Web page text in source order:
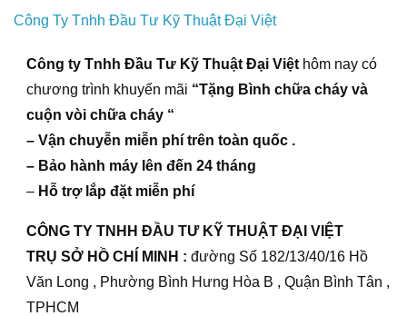
Công Ty Tnhh Đầu Tư Kỹ Thuật Đại Việt
Công ty Tnhh Đầu Tư Kỹ Thuật Đại Việt hôm nay có
chương trình khuyến mãi “Tặng Bình chữa cháy và
cuộn vòi chữa cháy “
– Vận chuyễn miễn phí trên toàn quốc .
– Bảo hành máy lên đến 24 tháng
– Hỗ trợ lắp đặt miễn phí
CÔNG TY TNHH ĐẦU TƯ KỸ THUẬT ĐẠI VIỆT
TRỤ SỞ HỒ CHÍ MINH :đường Số 182/13/40/16 Hồ
Văn Long , Phường Bình Hưng Hòa B , Quận Bình Tân ,
TPHCM